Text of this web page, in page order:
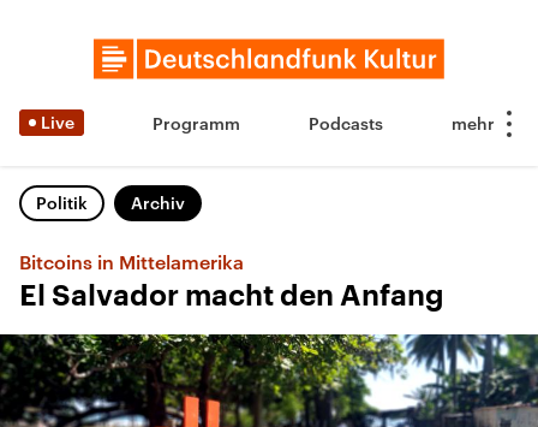
Live Programm Podcasts
Politik Archiv
Bitcoins in Mittelamerika
El Salvador macht den Anfang